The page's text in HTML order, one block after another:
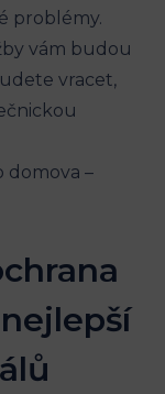
problémy.
vám budou
vracet,